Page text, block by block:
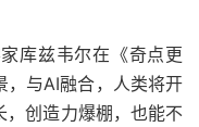
库兹韦尔在《奇点更
，与AI融合，人类将开
，创造力爆棚，也能不